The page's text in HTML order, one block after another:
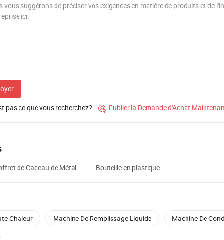
pas ce que vous recherchez?  Publier la Demande d'Achat
de Cadeau de Métal Bouteille en plastique
Chaleur Machine De Remplissage Liquide Machine De